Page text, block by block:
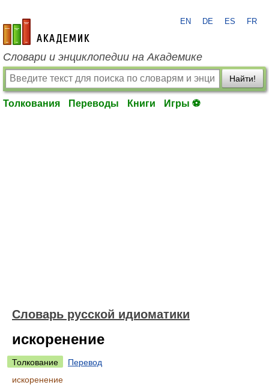
academic.ru
EN DE ES FR
Словари и энциклопедии на Академике
Найти!
Толкования Переводы Книги Игры ⚽
Словарь русской идиоматики
искоренение
Толкование
Перевод
искоренение